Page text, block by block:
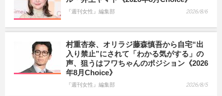
『週刊女性』編集部 2026/8/6
村重杏奈、オリラジ藤森慎吾から自宅“出
入り禁止”にされて「わかる気がする」の
声、狙うはフワちゃんのポジション《2026
年8月Choice》
『週刊女性』編集部 2026/8/5